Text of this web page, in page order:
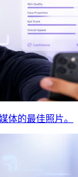
的最佳照片。